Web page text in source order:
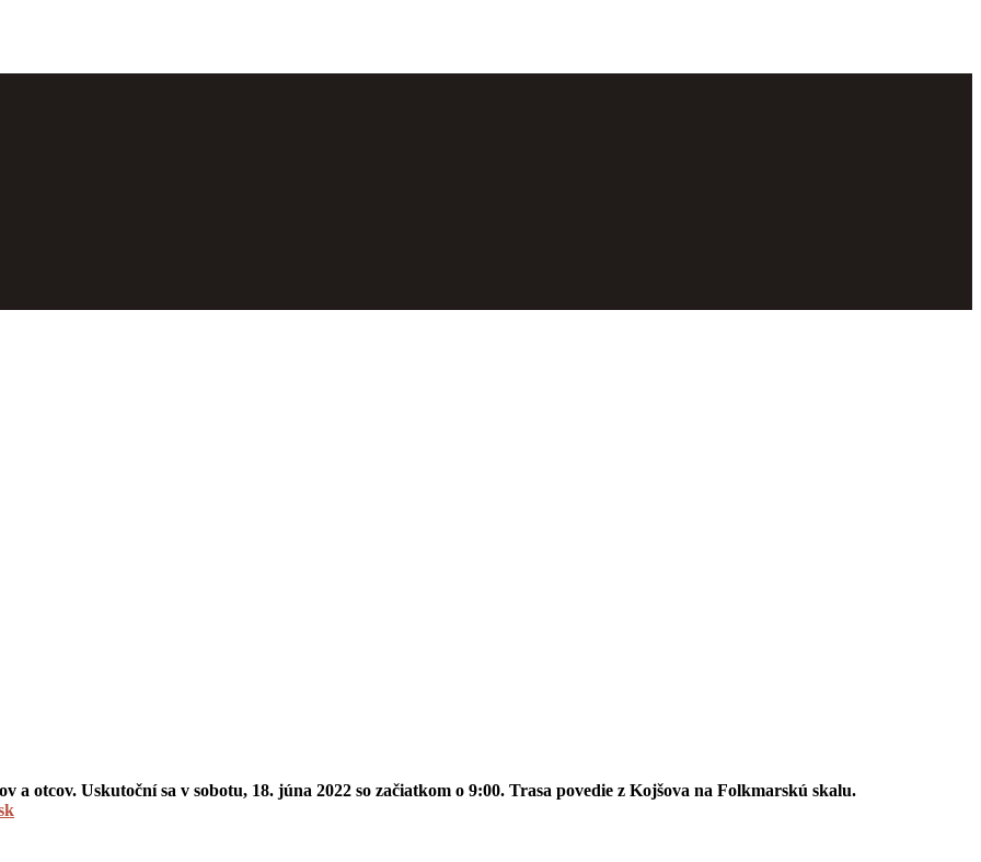
a otcov. Uskutoční sa v sobotu, 18. júna 2022 so začiatkom o 9:00. Trasa povedie z Kojšova na Folkmarskú skalu.